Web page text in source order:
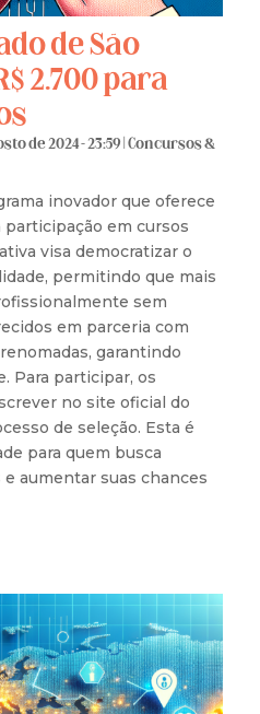
de São
2.700 para
de 2024 - 23:59 |Concursos &
inovador que oferece
em cursos
visa democratizar o
permitindo que mais
sem
em parceria com
garantindo
Para participar, os
no site oficial do
de seleção. Esta é
para quem busca
aumentar suas chances